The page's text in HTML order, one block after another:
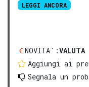
LEGGI ANCORA
NOVITA':
Aggiungi ai
Segnala un